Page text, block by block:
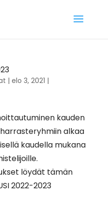
| elo 3, 2021 |
kauden
alkaa
kaudella mukana
löydät tämän
2022-2023